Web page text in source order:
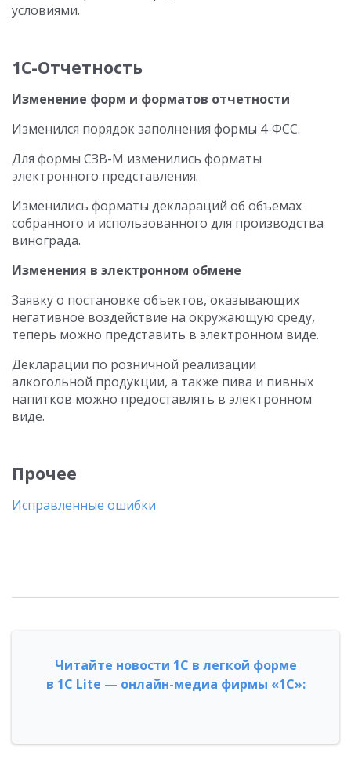
условиями.
1C-Отчетность
Изменение форм и форматов отчетности
Изменился порядок заполнения формы 4-ФСС.
Для формы СЗВ-М изменились форматы
электронного представления.
Изменились форматы деклараций об объемах
собранного и использованного для производства
винограда.
Изменения в электронном обмене
Заявку о постановке объектов, оказывающих
негативное воздействие на окружающую среду,
теперь можно представить в электронном виде.
Декларации по розничной реализации
алкогольной продукции, а также пива и пивных
напитков можно предоставлять в электронном
виде.
Прочее
Исправленные ошибки
Читайте новости 1С в легкой форме
в 1С Lite — онлайн-медиа фирмы «1С»: